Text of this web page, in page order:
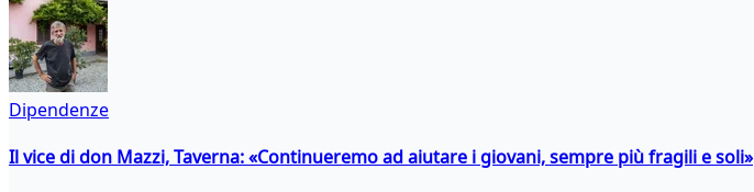
Dipendenze
Il vice di don Mazzi, Taverna: «Continueremo ad aiutare i giovani, sempre più fragili e soli»